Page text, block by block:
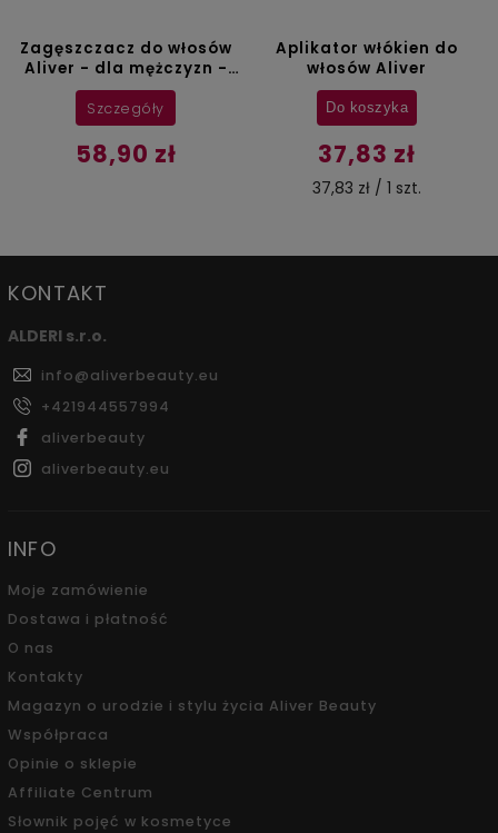
Zagęszczacz do włosów
Aliver - dla mężczyzn -
27,5 g
58,90 zł
Szczegóły
Aplikator włókien do
włosów Aliver
37,83 zł
37,83 zł / 1 szt.
Do koszyka
KONTAKT
ALDERI s.r.o.
info@aliverbeauty.eu
+421944557994
aliverbeauty
aliverbeauty.eu
INFO
Moje zamówienie
Dostawa i płatność
O nas
Kontakty
Magazyn o urodzie i stylu życia Aliver Beauty
Współpraca
Opinie o sklepie
Affiliate Centrum
Słownik pojęć w kosmetyce